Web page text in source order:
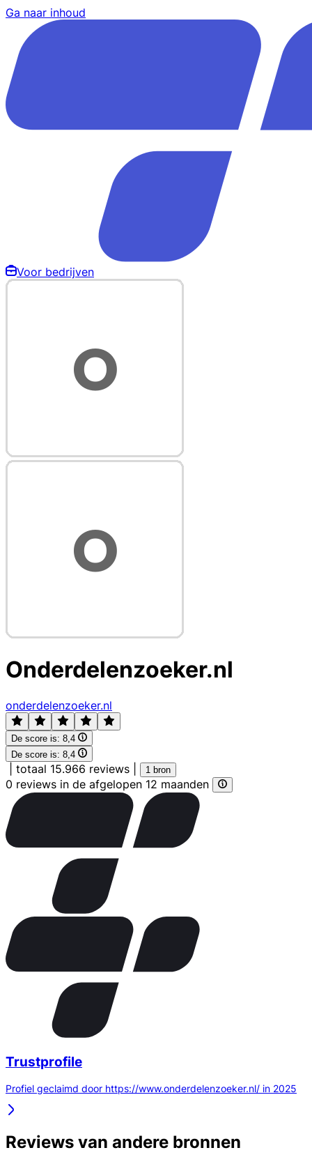
Ga naar inhoud
Voor bedrijven
Onderdelenzoeker.nl
onderdelenzoeker.nl
De score is: 8,4
De score is: 8,4
totaal 15.966 reviews 1 bron
0 reviews in de afgelopen 12 maanden
Trustprofile
Profiel geclaimd door https://www.onderdelenzoeker.nl/ in 2025
Reviews van andere bronnen